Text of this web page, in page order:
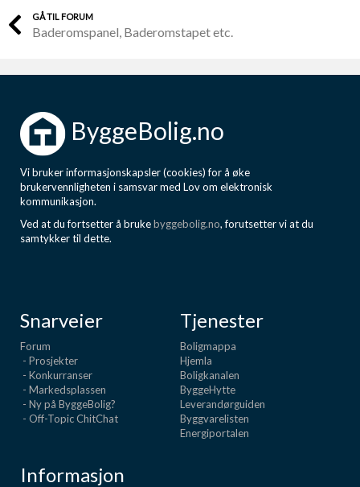
GÅ TIL FORUM
Baderomspanel, Baderomstapet etc.
ByggeBolig.no
Vi bruker informasjonskapsler (cookies) for å øke
brukervennligheten i samsvar med Lov om elektronisk
kommunikasjon.
Ved at du fortsetter å brukebyggebolig.no, forutsetter vi at du
samtykker til dette.
Snarveier
Forum
- Prosjekter
- Konkurranser
- Markedsplassen
- Ny på ByggeBolig?
- Off-Topic ChitChat
Tjenester
Boligmappa
Hjemla
Boligkanalen
ByggeHytte
Leverandørguiden
Byggvarelisten
Energiportalen
Informasjon